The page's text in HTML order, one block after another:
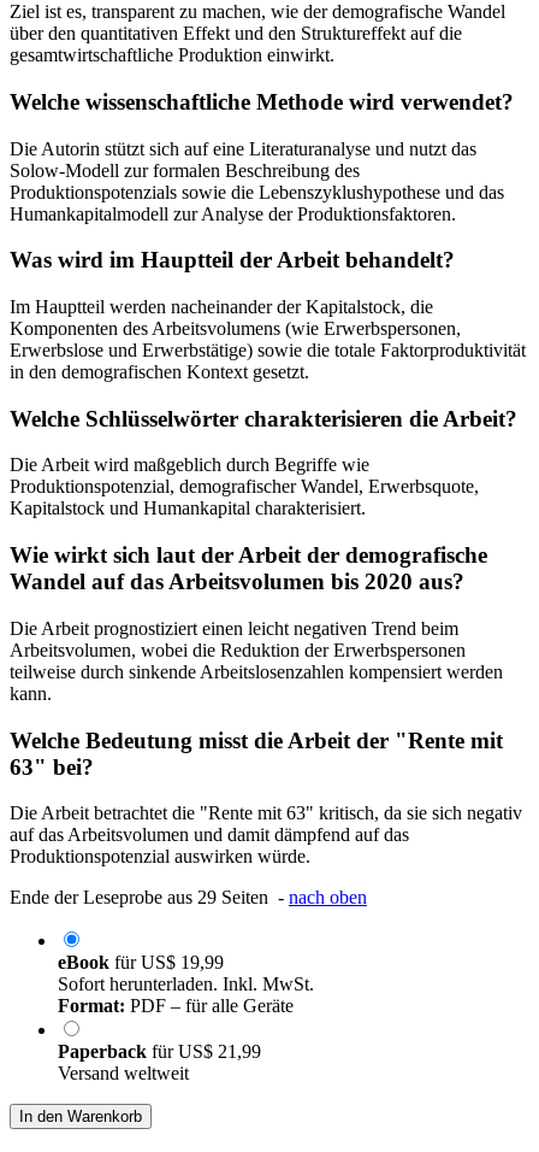
Ziel ist es, transparent zu machen, wie der demografische Wandel
über den quantitativen Effekt und den Struktureffekt auf die
gesamtwirtschaftliche Produktion einwirkt.
Welche wissenschaftliche Methode wird verwendet?
Die Autorin stützt sich auf eine Literaturanalyse und nutzt das
Solow-Modell zur formalen Beschreibung des
Produktionspotenzials sowie die Lebenszyklushypothese und das
Humankapitalmodell zur Analyse der Produktionsfaktoren.
Was wird im Hauptteil der Arbeit behandelt?
Im Hauptteil werden nacheinander der Kapitalstock, die
Komponenten des Arbeitsvolumens (wie Erwerbspersonen,
Erwerbslose und Erwerbstätige) sowie die totale Faktorproduktivität
in den demografischen Kontext gesetzt.
Welche Schlüsselwörter charakterisieren die Arbeit?
Die Arbeit wird maßgeblich durch Begriffe wie
Produktionspotenzial, demografischer Wandel, Erwerbsquote,
Kapitalstock und Humankapital charakterisiert.
Wie wirkt sich laut der Arbeit der demografische
Wandel auf das Arbeitsvolumen bis 2020 aus?
Die Arbeit prognostiziert einen leicht negativen Trend beim
Arbeitsvolumen, wobei die Reduktion der Erwerbspersonen
teilweise durch sinkende Arbeitslosenzahlen kompensiert werden
kann.
Welche Bedeutung misst die Arbeit der "Rente mit
63" bei?
Die Arbeit betrachtet die "Rente mit 63" kritisch, da sie sich negativ
auf das Arbeitsvolumen und damit dämpfend auf das
Produktionspotenzial auswirken würde.
Ende der Leseprobe aus 29 Seiten - nach oben
eBook fürUS$ 19,99
Sofort herunterladen. Inkl. MwSt.
Format: PDF – für alle Geräte
Paperback fürUS$ 21,99
Versand weltweit
In den Warenkorb